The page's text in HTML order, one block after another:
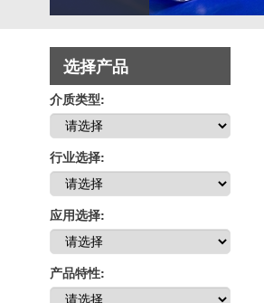
选择产品
介质类型:
行业选择:
应用选择:
产品特性: